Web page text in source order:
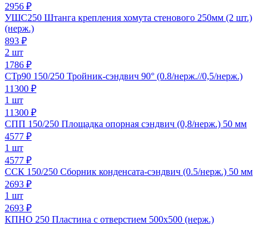
2956 ₽
УШС250 Штанга крепления хомута стенового 250мм (2 шт.)
(нерж.)
893 ₽
2 шт
1786 ₽
СТр90 150/250 Тройник-сэндвич 90° (0.8/нерж.//0,5/нерж.)
11300 ₽
1 шт
11300 ₽
СПП 150/250 Площадка опорная сэндвич (0,8/нерж.) 50 мм
4577 ₽
1 шт
4577 ₽
ССК 150/250 Сборник конденсата-сэндвич (0.5/нерж.) 50 мм
2693 ₽
1 шт
2693 ₽
КПНО 250 Пластина с отверстием 500х500 (нерж.)